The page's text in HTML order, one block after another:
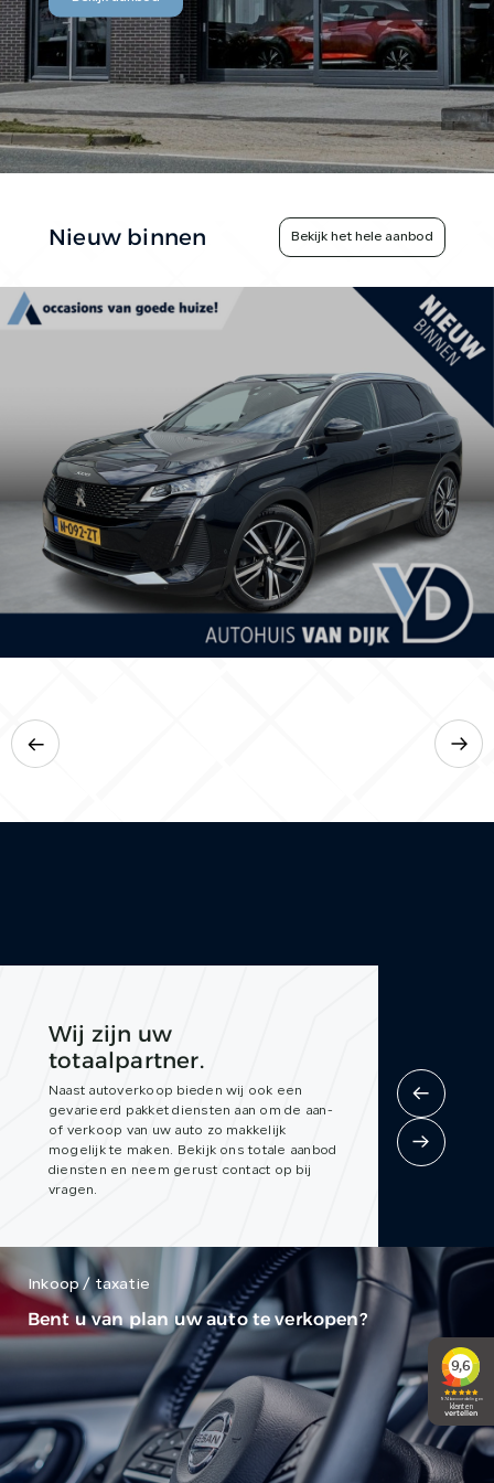
CONTACT
Nieuw binnen Bekijk het hele aanbod
Wij zijn uw
totaalpartner.
Naast autoverkoop bieden wij ook een
gevarieerd pakket diensten aan om de aan-
of verkoop van uw auto zo makkelijk
mogelijk te maken. Bekijk ons totale aanbod
diensten en neem gerust contact op bij
vragen.
Inkoop / taxatie
Bent u van plan uw auto te verkopen?